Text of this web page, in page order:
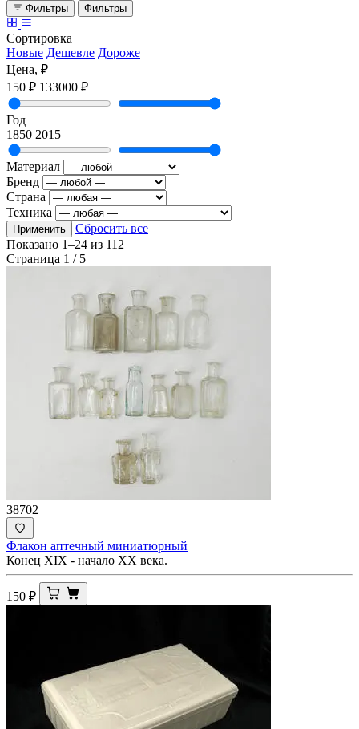
Фильтры Фильтры
Сортировка
Новые Дешевле Дороже
Цена, ₽
150 ₽ 133000 ₽
Год
1850 2015
Материал
Бренд
Страна
Техника
Применить
Сбросить все
Показано 1–24 из 112
Страница 1 / 5
38702
Флакон аптечный миниатюрный
Конец XIX - начало ХХ века.
150 ₽